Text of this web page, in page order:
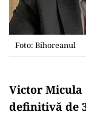
Foto: Bihoreanul
Victor
definitivă de